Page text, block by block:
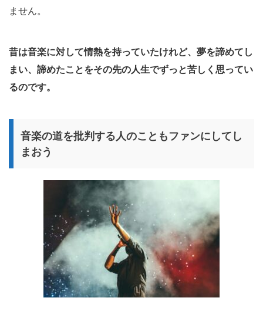
ません。
昔は音楽に対して情熱を持っていたけれど、夢を諦めてし
まい、諦めたことをその先の人生でずっと苦しく思ってい
るのです。
音楽の道を批判する人のこともファンにしてし
まおう